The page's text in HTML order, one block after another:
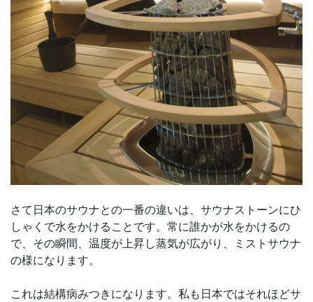
さて日本のサウナとの一番の違いは、サウナストーンにひ
しゃくで水をかけることです。常に誰かが水をかけるの
で、その瞬間、温度が上昇し蒸気が広がり、ミストサウナ
の様になります。
これは結構病みつきになります。私も日本ではそれほどサ